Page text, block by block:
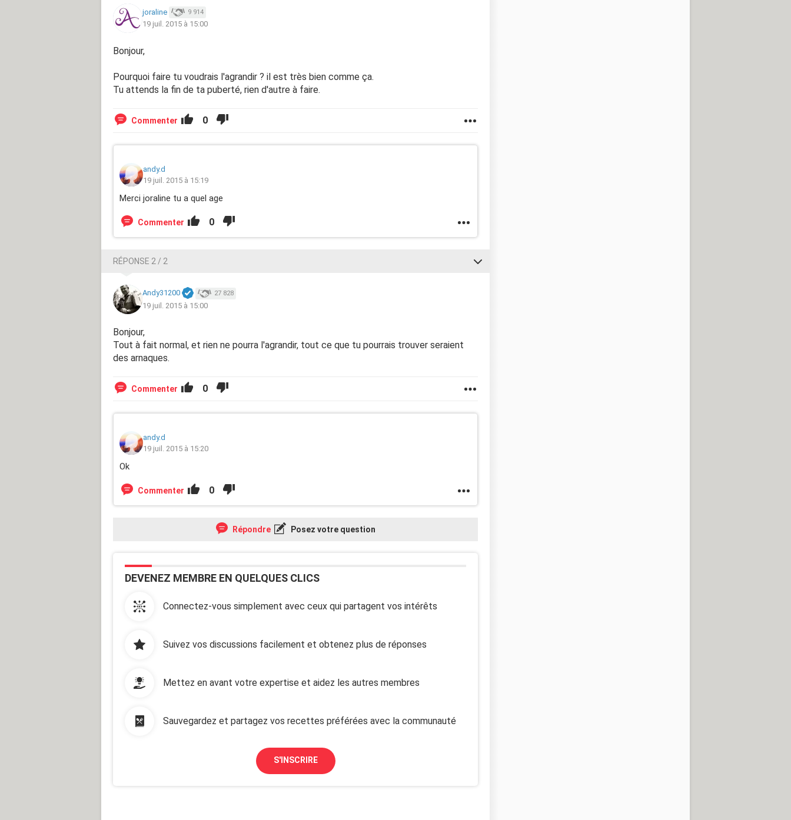
joraline 9 914
19 juil. 2015 à 15:00
Bonjour,
Pourquoi faire tu voudrais l'agrandir ? il est très bien comme ça.
Tu attends la fin de ta puberté, rien d'autre à faire.
Commenter 0
andy.d
19 juil. 2015 à 15:19
Merci joraline tu a quel age
Commenter 0
RÉPONSE 2 / 2
Andy31200 27 828
19 juil. 2015 à 15:00
Bonjour,
Tout à fait normal, et rien ne pourra l'agrandir, tout ce que tu pourrais trouver seraient
des arnaques.
Commenter 0
andy.d
19 juil. 2015 à 15:20
Ok
Commenter 0
Répondre Posez votre question
DEVENEZ MEMBRE EN QUELQUES CLICS
Connectez-vous simplement avec ceux qui partagent vos intérêts
Suivez vos discussions facilement et obtenez plus de réponses
Mettez en avant votre expertise et aidez les autres membres
Sauvegardez et partagez vos recettes préférées avec la communauté
S'INSCRIRE